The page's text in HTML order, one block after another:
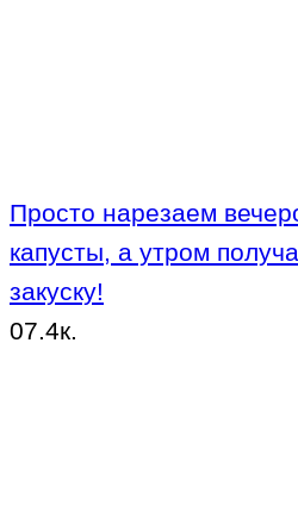
Просто нарезаем
капусты, а утром
закуску!
07.4к.